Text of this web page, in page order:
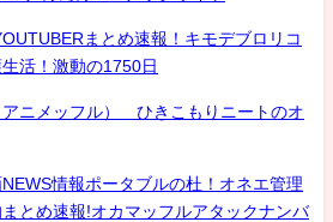
まとめ速報！キモデブロリコ
活！激動の1750日
アニメッフル） ひきこもりニートのオ
情報ポータブルの杜！オネエ管理
とめ速報!オカマッフルアタックナンバ